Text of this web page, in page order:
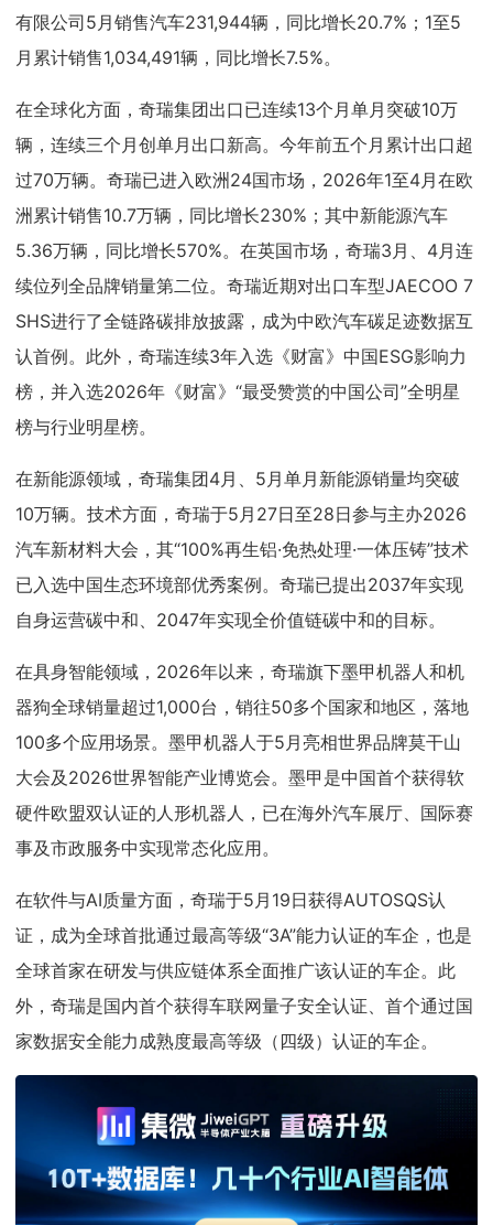
有限公司5月销售汽车231,944辆，同比增长20.7%；1至5
月累计销售1,034,491辆，同比增长7.5%。
在全球化方面，奇瑞集团出口已连续13个月单月突破10万
辆，连续三个月创单月出口新高。今年前五个月累计出口超
过70万辆。奇瑞已进入欧洲24国市场，2026年1至4月在欧
洲累计销售10.7万辆，同比增长230%；其中新能源汽车
5.36万辆，同比增长570%。在英国市场，奇瑞3月、4月连
续位列全品牌销量第二位。奇瑞近期对出口车型JAECOO 7
SHS进行了全链路碳排放披露，成为中欧汽车碳足迹数据互
认首例。此外，奇瑞连续3年入选《财富》中国ESG影响力
榜，并入选2026年《财富》“最受赞赏的中国公司”全明星
榜与行业明星榜。
在新能源领域，奇瑞集团4月、5月单月新能源销量均突破
10万辆。技术方面，奇瑞于5月27日至28日参与主办2026
汽车新材料大会，其“100%再生铝·免热处理·一体压铸”技术
已入选中国生态环境部优秀案例。奇瑞已提出2037年实现
自身运营碳中和、2047年实现全价值链碳中和的目标。
在具身智能领域，2026年以来，奇瑞旗下墨甲机器人和机
器狗全球销量超过1,000台，销往50多个国家和地区，落地
100多个应用场景。墨甲机器人于5月亮相世界品牌莫干山
大会及2026世界智能产业博览会。墨甲是中国首个获得软
硬件欧盟双认证的人形机器人，已在海外汽车展厅、国际赛
事及市政服务中实现常态化应用。
在软件与AI质量方面，奇瑞于5月19日获得AUTOSQS认
证，成为全球首批通过最高等级“3A”能力认证的车企，也是
全球首家在研发与供应链体系全面推广该认证的车企。此
外，奇瑞是国内首个获得车联网量子安全认证、首个通过国
家数据安全能力成熟度最高等级（四级）认证的车企。